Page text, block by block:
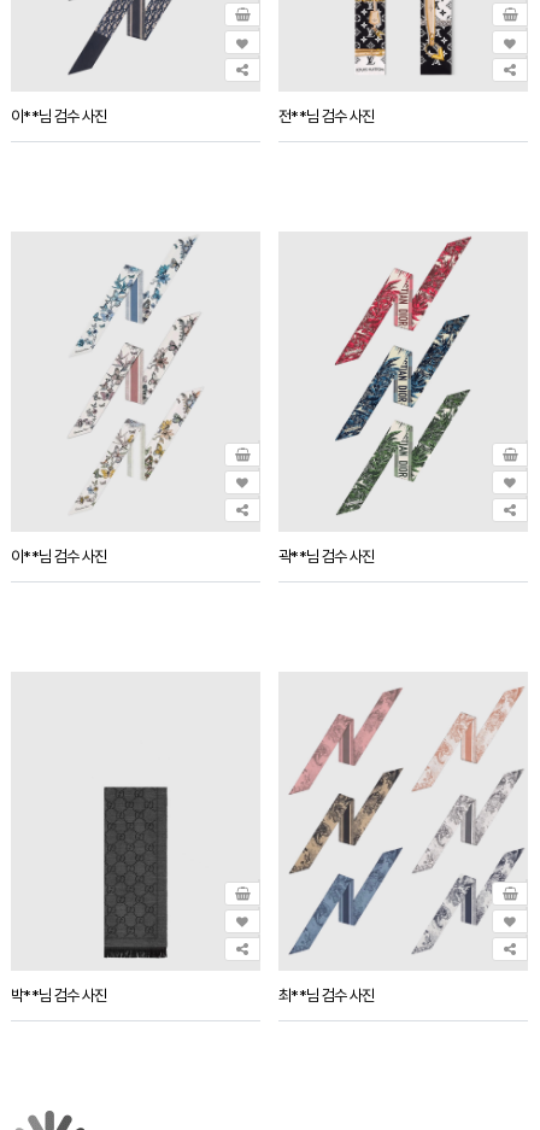
이**님 검수 사진 전**님 검수 사진
이**님 검수 사진 곽**님 검수 사진
박**님 검수 사진 최**님 검수 사진